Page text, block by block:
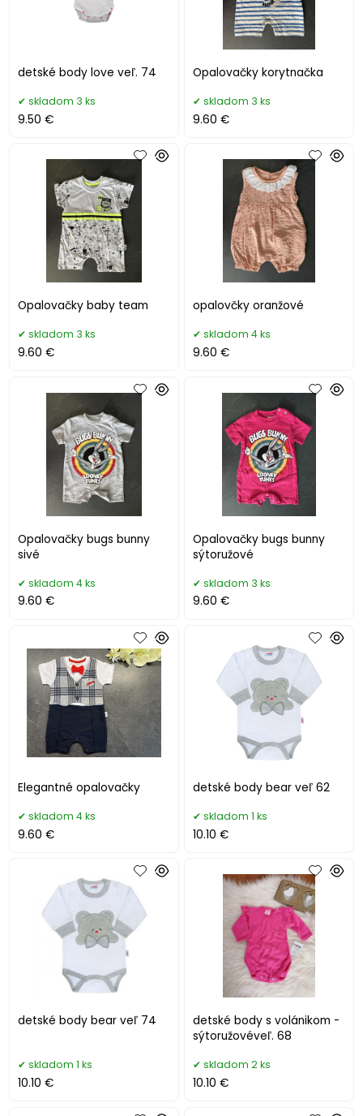
detské body love veľ. 74
skladom 3 ks
9.50 €
Opalovačky korytnačka
skladom 3 ks
9.60 €
Opalovačky baby team
skladom 3 ks
9.60 €
opalovčky oranžové
skladom 4 ks
9.60 €
Opalovačky bugs bunny
sivé
skladom 4 ks
9.60 €
Opalovačky bugs bunny
sýtoružové
skladom 3 ks
9.60 €
Elegantné opalovačky
skladom 4 ks
9.60 €
detské body bear veľ 62
skladom 1 ks
10.10 €
detské body bear veľ 74
skladom 1 ks
10.10 €
detské body s volánikom -
sýtoružovéveľ. 68
skladom 2 ks
10.10 €